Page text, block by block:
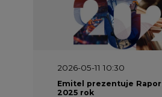
2026-05-11 10:30
Emitel prezentuje
2025 rok